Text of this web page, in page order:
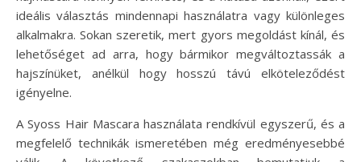
ideális választás mindennapi használatra vagy különleges
alkalmakra. Sokan szeretik, mert gyors megoldást kínál, és
lehetőséget ad arra, hogy bármikor megváltoztassák a
hajszínüket, anélkül hogy hosszú távú elköteleződést
igényelne.
A Syoss Hair Mascara használata rendkívül egyszerű, és a
megfelelő technikák ismeretében még eredményesebbé